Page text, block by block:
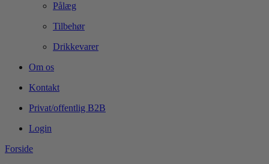
Pålæg
Tilbehør
Drikkevarer
Om os
Kontakt
Privat/offentlig B2B
Login
Forside